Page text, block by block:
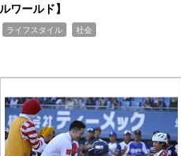
ルワールド】
ライフスタイル 社会